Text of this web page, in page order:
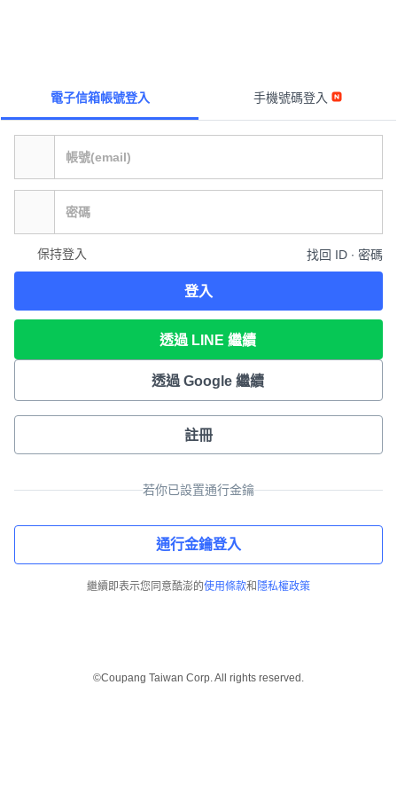
電子信箱帳號登入 手機號碼登入
保持登入 找回 ID ∙ 密碼
登入
透過 LINE 繼續
透過 Google 繼續
註冊
若你已設置通行金鑰
通行金鑰登入
繼續即表示您同意酷澎的使用條款和 隱私權政策
©Coupang Taiwan Corp. All rights reserved.